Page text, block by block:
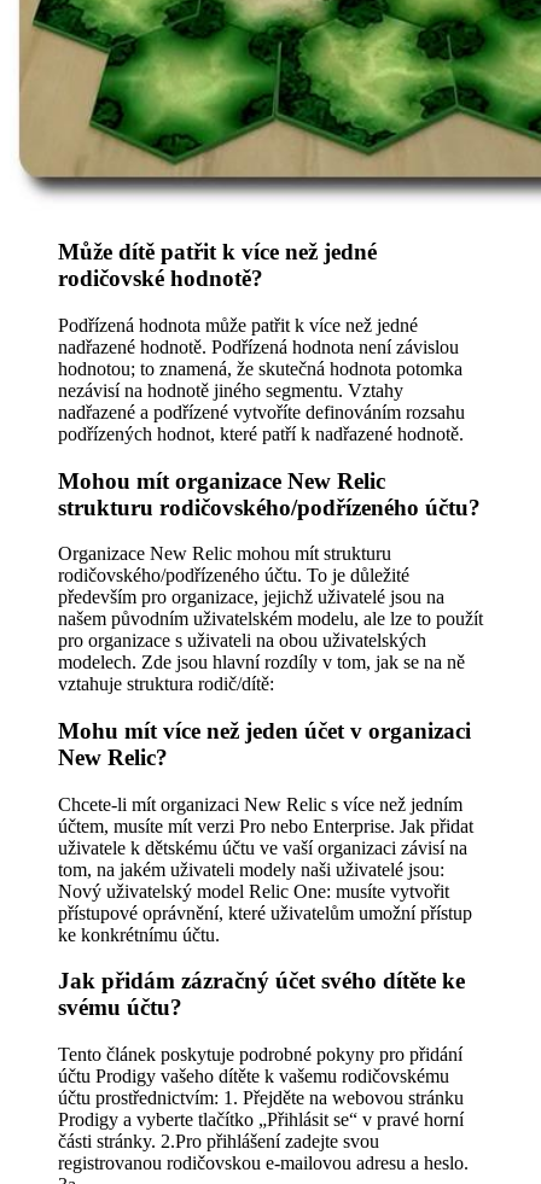
Může dítě patřit k více než jedné
rodičovské hodnotě?
Podřízená hodnota může patřit k více než jedné
nadřazené hodnotě. Podřízená hodnota není závislou
hodnotou; to znamená, že skutečná hodnota potomka
nezávisí na hodnotě jiného segmentu. Vztahy
nadřazené a podřízené vytvoříte definováním rozsahu
podřízených hodnot, které patří k nadřazené hodnotě.
Mohou mít organizace New Relic
strukturu rodičovského/podřízeného účtu?
Organizace New Relic mohou mít strukturu
rodičovského/podřízeného účtu. To je důležité
především pro organizace, jejichž uživatelé jsou na
našem původním uživatelském modelu, ale lze to použít
pro organizace s uživateli na obou uživatelských
modelech. Zde jsou hlavní rozdíly v tom, jak se na ně
vztahuje struktura rodič/dítě:
Mohu mít více než jeden účet v organizaci
New Relic?
Chcete-li mít organizaci New Relic s více než jedním
účtem, musíte mít verzi Pro nebo Enterprise. Jak přidat
uživatele k dětskému účtu ve vaší organizaci závisí na
tom, na jakém uživateli modely naši uživatelé jsou:
Nový uživatelský model Relic One: musíte vytvořit
přístupové oprávnění, které uživatelům umožní přístup
ke konkrétnímu účtu.
Jak přidám zázračný účet svého dítěte ke
svému účtu?
Tento článek poskytuje podrobné pokyny pro přidání
účtu Prodigy vašeho dítěte k vašemu rodičovskému
účtu prostřednictvím: 1. Přejděte na webovou stránku
Prodigy a vyberte tlačítko „Přihlásit se“ v pravé horní
části stránky. 2.Pro přihlášení zadejte svou
registrovanou rodičovskou e-mailovou adresu a heslo.